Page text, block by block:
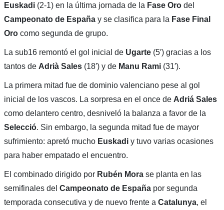
Euskadi(2-1) en la última jornada de la Fase Oro del
Campeonato de Españay se clasifica para la Fase Final
Orocomo segunda de grupo.
La sub16 remontó el gol inicial de Ugarte(5′) gracias a los
tantos de Adrià Sales(18′) y de Manu Rami(31′).
La primera mitad fue de dominio valenciano pese al gol
inicial de los vascos. La sorpresa en el once de Adriá Sales
como delantero centro, desniveló la balanza a favor de la
Selecció. Sin embargo, la segunda mitad fue de mayor
sufrimiento: apretó mucho Euskadiy tuvo varias ocasiones
para haber empatado el encuentro.
El combinado dirigido por Rubén Mora se planta en las
semifinales del Campeonato de Españapor segunda
temporada consecutiva y de nuevo frente a Catalunya, el